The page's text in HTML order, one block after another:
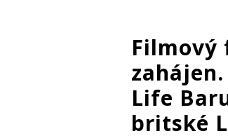
Filmový
Life
britské